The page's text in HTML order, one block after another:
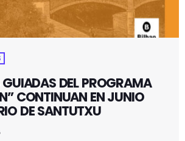
DEL PROGRAMA
CONTINUAN EN JUNIO
DE SANTUTXU